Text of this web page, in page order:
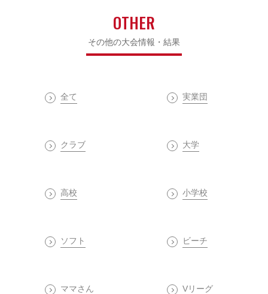
OTHER
その他の大会情報・結果
全て 実業団
クラブ 大学
高校 小学校
ソフト ビーチ
ママさん Vリーグ